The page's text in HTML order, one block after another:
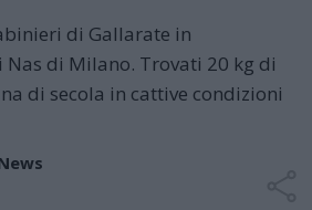
di Gallarate in
Nas di Milano. Trovati 20 kg di
di secola in cattive condizioni